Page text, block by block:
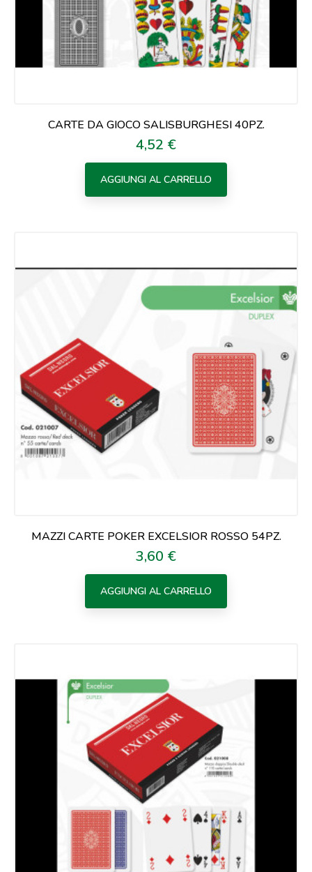
CARTE DA GIOCO SALISBURGHESI 40PZ.
Prezzo
4,52 €
AGGIUNGI AL CARRELLO
MAZZI CARTE POKER EXCELSIOR ROSSO 54PZ.
Prezzo
3,60 €
AGGIUNGI AL CARRELLO